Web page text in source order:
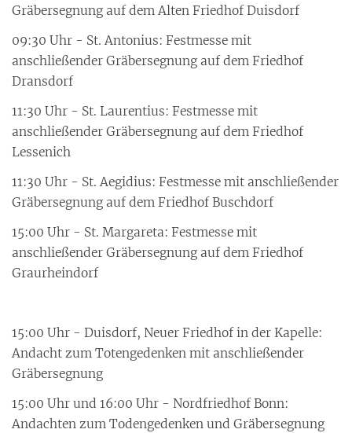
Gräbersegnung auf dem Alten Friedhof Duisdorf
09:30 Uhr - St. Antonius: Festmesse mit
anschließender Gräbersegnung auf dem Friedhof
Dransdorf
11:30 Uhr - St. Laurentius: Festmesse mit
anschließender Gräbersegnung auf dem Friedhof
Lessenich
11:30 Uhr - St. Aegidius: Festmesse mit anschließender
Gräbersegnung auf dem Friedhof Buschdorf
15:00 Uhr - St. Margareta: Festmesse mit
anschließender Gräbersegnung auf dem Friedhof
Graurheindorf
15:00 Uhr - Duisdorf, Neuer Friedhof in der Kapelle:
Andacht zum Totengedenken mit anschließender
Gräbersegnung
15:00 Uhr und 16:00 Uhr - Nordfriedhof Bonn:
Andachten zum Todengedenken und Gräbersegnung